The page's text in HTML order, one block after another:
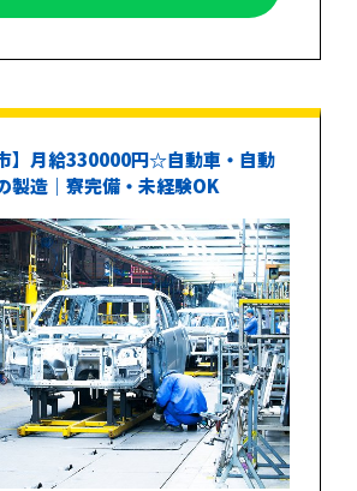
】月給330000円☆自動車・自動
製造｜寮完備・未経験OK